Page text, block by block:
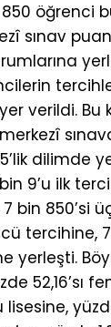
öğrenci
sınav
verildi. Bu
dilimde
9’u ilk
bin 850’si
tercihine,
yerleşti.
52,16’sı
lisesine,